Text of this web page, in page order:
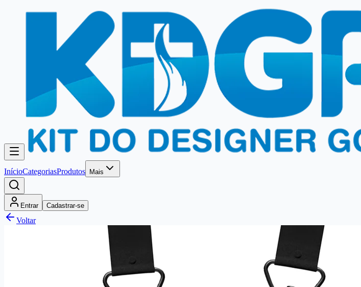
InícioCategoriasProdutos Mais
Entrar Cadastrar-se
Voltar